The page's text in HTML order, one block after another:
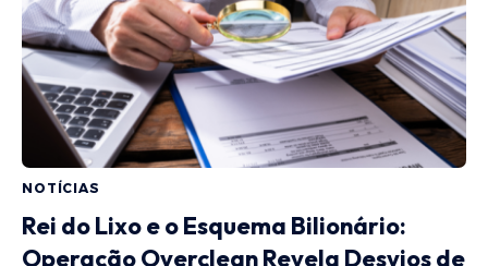
NOTÍCIAS
Rei do Lixo e o Esquema Bilionário:
Operação Overclean Revela Desvios de